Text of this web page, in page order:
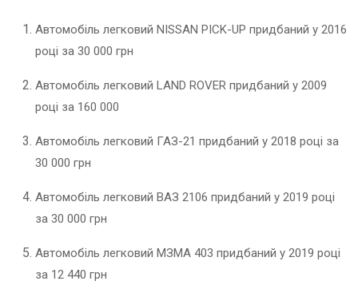
Автомобіль легковий NISSAN PICK-UP придбаний у 2016
році за 30 000 грн
Автомобіль легковий LAND ROVER придбаний у 2009
році за 160 000
Автомобіль легковий ГАЗ-21 придбаний у 2018 році за
30 000 грн
Автомобіль легковий ВАЗ 2106 придбаний у 2019 році
за 30 000 грн
Автомобіль легковий МЗМА 403 придбаний у 2019 році
за 12 440 грн